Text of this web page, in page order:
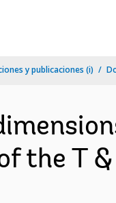
y publicaciones (i)
the T